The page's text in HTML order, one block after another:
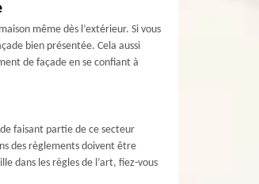
même dès l’extérieur. Si vous
bien présentée. Cela aussi
de façade en se confiant à
faisant partie de ce secteur
des règlements doivent être
dans les règles de l’art, fiez-vous